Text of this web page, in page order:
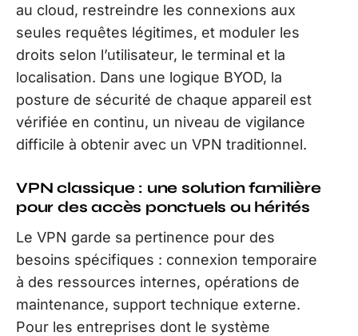
au cloud, restreindre les connexions aux
seules requêtes légitimes, et moduler les
droits selon l’utilisateur, le terminal et la
localisation. Dans une logique BYOD, la
posture de sécurité de chaque appareil est
vérifiée en continu, un niveau de vigilance
difficile à obtenir avec un VPN traditionnel.
VPN classique : une solution familière
pour des accès ponctuels ou hérités
Le VPN garde sa pertinence pour des
besoins spécifiques : connexion temporaire
à des ressources internes, opérations de
maintenance, support technique externe.
Pour les entreprises dont le système